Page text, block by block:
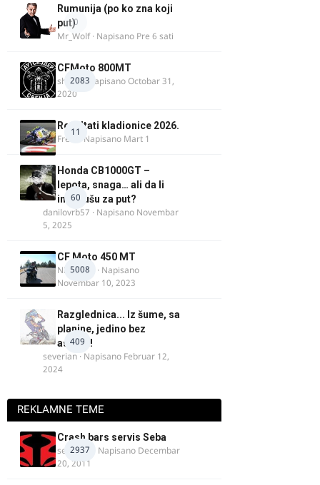
0
Rumunija (po ko zna koji
put)
Mr_Wolf· Napisano Pre 6 sati
2083
CFMoto 800MT
shlem· NapisanoOctobar 31,
2020
11
Rezultati kladionice 2026.
Fredi · Napisano Mart 1
60
Honda CB1000GT –
lepota, snaga… ali da li
ima dušu za put?
danilovrb57 · Napisano Novembar
5, 2025
5008
CF Moto 450 MT
NIKOLA 1
· Napisano
Novembar 10, 2023
409
Razglednica... Iz šume, sa
planine, jedino bez
asfalta!
severian · Napisano Februar 12,
2024
REKLAMNE TEME
2937
Crash bars servis Seba
seba011 · Napisano Decembar
20, 2011